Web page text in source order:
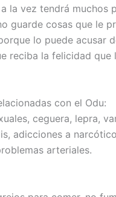
la vez tendrá muchos
guarde cosas que le
lo puede acusar
reciba la felicidad
con el Odu:
ceguera, lepra,
adicciones a
arteriales.